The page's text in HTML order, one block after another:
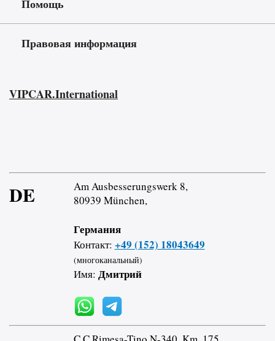
Помощь
Правовая информация
VIPCAR.International
DE
Am Ausbesserungswerk 8,
80939 München,
Германия
Контакт: +49 (152) 18043649
(многоканальный)
Имя: Дмитрий